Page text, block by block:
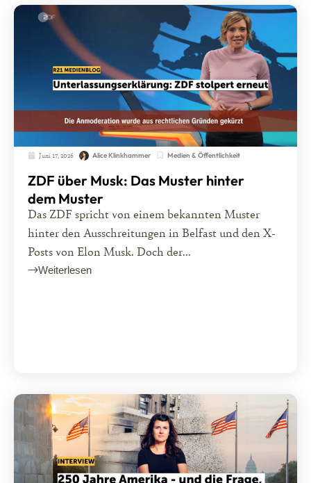
Juni 17, 2026 Alice Klinkhammer Medien & Öffentlichkeit
ZDF über Musk: Das Muster hinter
dem Muster
Das ZDF spricht von einem bekannten Muster
hinter den Ausschreitungen in Belfast und den X-
Posts von Elon Musk. Doch der...
Weiterlesen